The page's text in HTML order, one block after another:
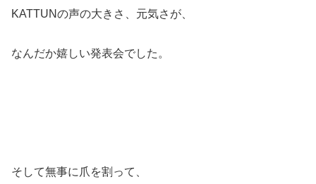
KATTUNの声の大きさ、元気さが、
なんだか嬉しい発表会でした。
そして無事に爪を割って、